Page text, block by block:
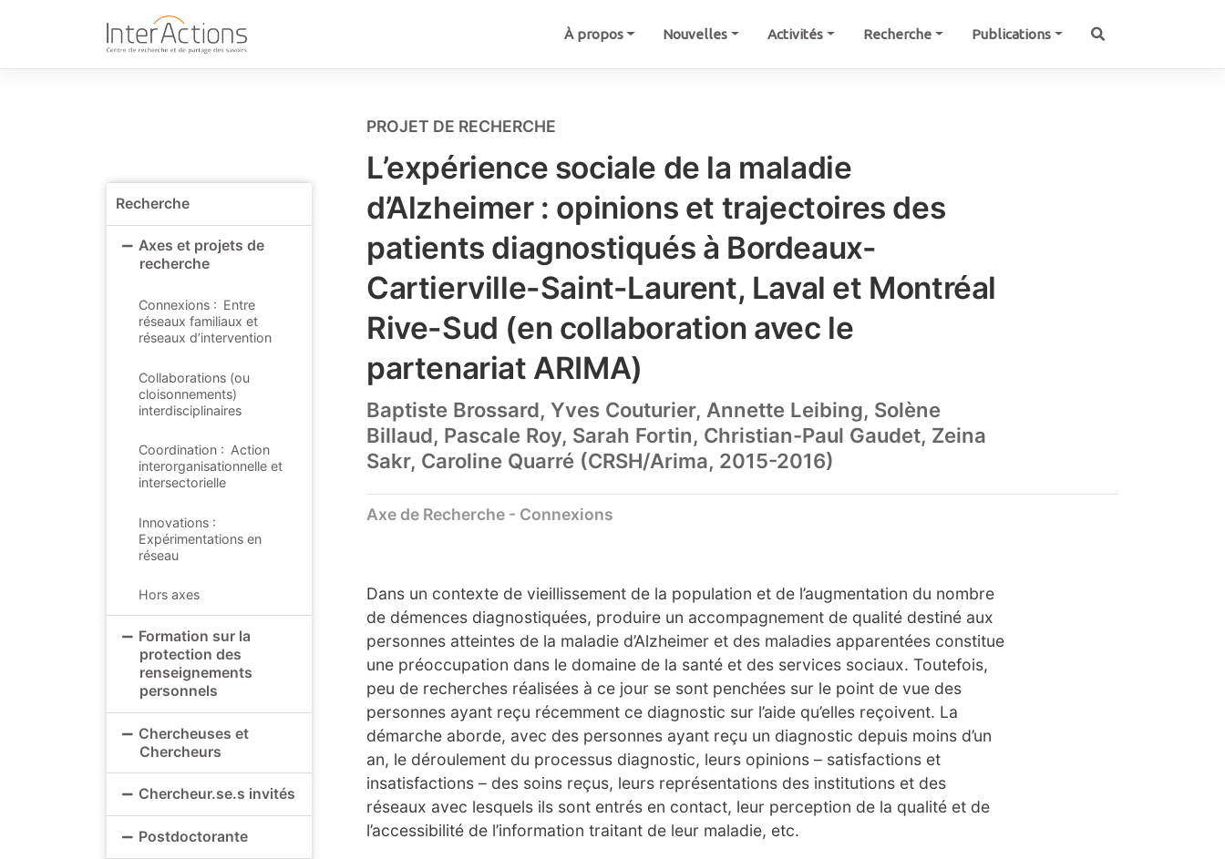
À propos Nouvelles Activités Recherche Publications
Recherche
Axes et projets de
recherche
Connexions : Entre
réseaux familiaux et
réseaux d’intervention
Collaborations (ou
cloisonnements)
interdisciplinaires
Coordination : Action
interorganisationnelle et
intersectorielle
Innovations :
Expérimentations en
réseau
Hors axes
Formation sur la
protection des
renseignements
personnels
Chercheuses et
Chercheurs
Chercheur.se.s invités
Postdoctorante
PROJET DE RECHERCHE
L’expérience sociale de la maladie
d’Alzheimer : opinions et trajectoires des
patients diagnostiqués à Bordeaux-
Cartierville-Saint-Laurent, Laval et Montréal
Rive-Sud (en collaboration avec le
partenariat ARIMA)
Baptiste Brossard, Yves Couturier, Annette Leibing, Solène
Billaud, Pascale Roy, Sarah Fortin, Christian-Paul Gaudet, Zeina
Sakr, Caroline Quarré (CRSH/Arima, 2015-2016)
Axe de Recherche - Connexions
Dans un contexte de vieillissement de la population et de l’augmentation du nombre
de démences diagnostiquées, produire un accompagnement de qualité destiné aux
personnes atteintes de la maladie d’Alzheimer et des maladies apparentées constitue
une préoccupation dans le domaine de la santé et des services sociaux. Toutefois,
peu de recherches réalisées à ce jour se sont penchées sur le point de vue des
personnes ayant reçu récemment ce diagnostic sur l’aide qu’elles reçoivent. La
démarche aborde, avec des personnes ayant reçu un diagnostic depuis moins d’un
an, le déroulement du processus diagnostic, leurs opinions – satisfactions et
insatisfactions – des soins reçus, leurs représentations des institutions et des
réseaux avec lesquels ils sont entrés en contact, leur perception de la qualité et de
l’accessibilité de l’information traitant de leur maladie, etc.